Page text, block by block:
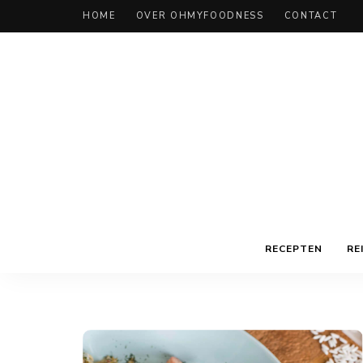
HOME OVER OHMYFOODNESS CONTACT
RECEPTEN